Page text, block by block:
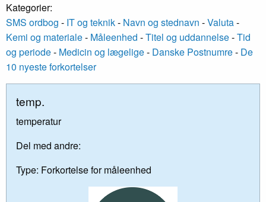
Kategorier:
SMS ordbog - IT og teknik- Navn og stednavn -Valuta-
Kemi og materiale- Måleenhed -Titel og uddannelse-Tid
og periode- Medicin og lægelige- Danske Postnumre- De
10 nyeste forkortelser
temp.
temperatur
Del med andre:
Type: Forkortelse for måleenhed